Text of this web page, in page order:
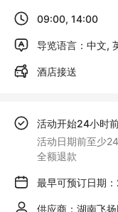
09:00, 14:00
导览语言：中文,
酒店接送
活动开始24小时
活动日期前至少
全额退款
最早可预订日期
供应商： 湖南飞